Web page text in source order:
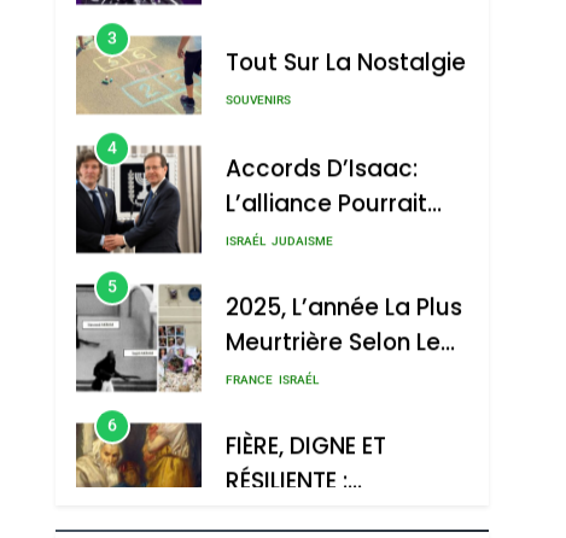
4
Accords D’Isaac:
S’étendre À 13 Pays
D’Amérique Latine
5
2025, L’année La Plus
Meurtrière Selon Le
Rapport D’ADL
Contre
L’antisémitisme
FIÈRE, DIGNE ET
RÉSILIENTE :
POURQUOI JE
REVENDIQUE MA
ISRAÉL
7
CE QUI NOUS